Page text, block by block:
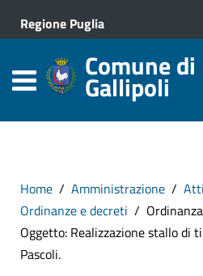
Regione Puglia
Comune di
Gallipoli
Home Amministrazione
Ordinanze e decreti
Oggetto: Realizzazione stallo di
Pascoli.